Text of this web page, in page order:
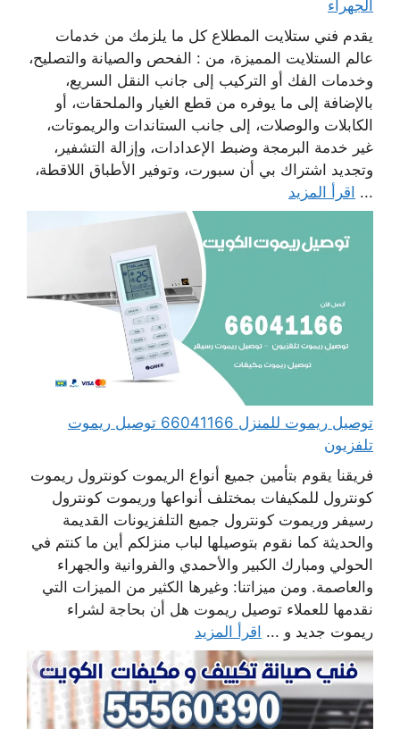
الجهراء
يقدم فني ستلايت المطلاع كل ما يلزمك من خدمات
عالم الستلايت المميزة، من : الفحص والصيانة والتصليح،
وخدمات الفك أو التركيب إلى جانب النقل السريع،
بالإضافة إلى ما يوفره من قطع الغيار والملحقات، أو
الكابلات والوصلات، إلى جانب الستاندات والريموتات،
غير خدمة البرمجة وضبط الإعدادات، وإزالة التشفير،
وتجديد اشتراك بي أن سبورت، وتوفير الأطباق اللاقطة،
... اقرأ المزيد
توصيل ريموت للمنزل 66041166 توصيل ريموت
تلفزيون
فريقنا يقوم بتأمين جميع أنواع الريموت كونترول ريموت
كونترول للمكيفات بمختلف أنواعها وريموت كونترول
رسيفر وريموت كونترول جميع التلفزيونات القديمة
والحديثة كما نقوم بتوصيلها لباب منزلكم أين ما كنتم في
الحولي ومبارك الكبير والأحمدي والفروانية والجهراء
والعاصمة. ومن ميزاتنا: وغيرها الكثير من الميزات التي
نقدمها للعملاء توصيل ريموت هل أن بحاجة لشراء
ريموت جديد و ... اقرأ المزيد